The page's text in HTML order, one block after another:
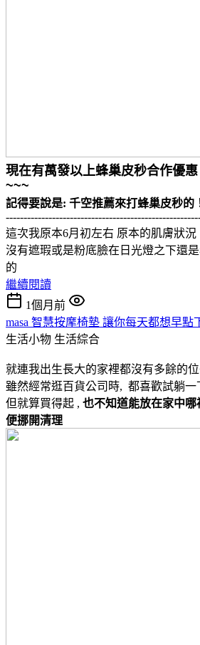
現在有萬發以上蜂巢皮秒合作優
~~~
記得要說是: 千空推薦來打蜂巢皮秒的
這次我原本6月初左右 原本的肌膚狀況
沒有遮瑕或是粉底臉在日光燈之下還
的
繼續閱讀
1個月前
masa 智慧按摩椅墊 讓你每天都想早點
生活小物 生活綜合
就連我出生長大的家裡都沒有多餘的
雖然經常逛百貨公司時, 都喜歡試躺一
但就算買得起 , 也不知道能放在家中
便挪開清理